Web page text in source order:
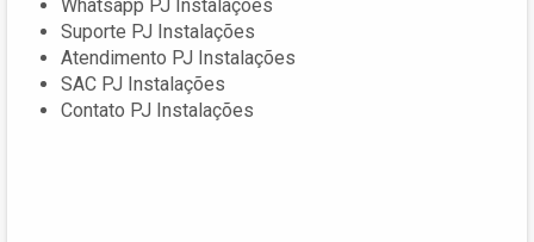
Whatsapp PJ Instalações
Suporte PJ Instalações
Atendimento PJ Instalações
SAC PJ Instalações
Contato PJ Instalações